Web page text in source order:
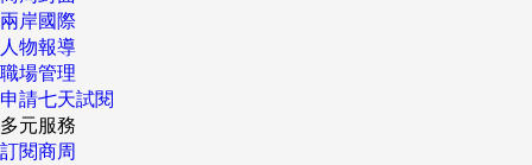
兩岸國際
人物報導
職場管理
申請七天試閱
多元服務
訂閱商周